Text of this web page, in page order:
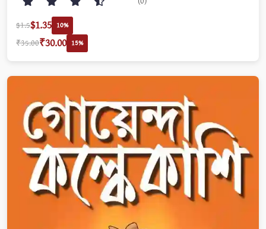
$1.5$1.35 10%
₹35.00₹30.00 15%